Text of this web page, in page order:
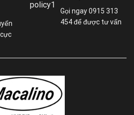
Gọi ngay 0915 313
454 để được tư vấn